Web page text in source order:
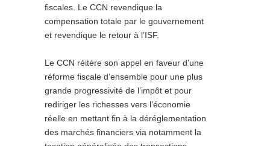
fiscales. Le CCN revendique la
compensation totale par le gouvernement
et revendique le retour à l’ISF.
Le CCN réitère son appel en faveur d’une
réforme fiscale d’ensemble pour une plus
grande progressivité de l’impôt et pour
rediriger les richesses vers l’économie
réelle en mettant fin à la déréglementation
des marchés financiers via notamment la